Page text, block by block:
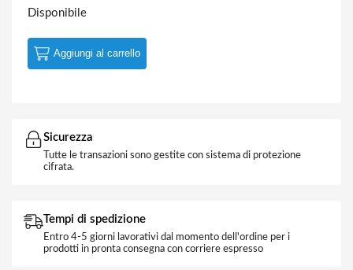
Disponibile
Aggiungi al carrello
Sicurezza
Tutte le transazioni sono gestite con sistema di protezione
cifrata.
Tempi di spedizione
Entro 4-5 giorni lavorativi dal momento dell'ordine per i
prodotti in pronta consegna con corriere espresso